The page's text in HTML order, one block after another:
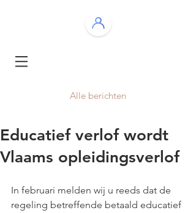
Alle berichten
Educatief verlof wordt
Vlaams opleidingsverlof
In februari melden wij u reeds dat de
regeling betreffende betaald educatief